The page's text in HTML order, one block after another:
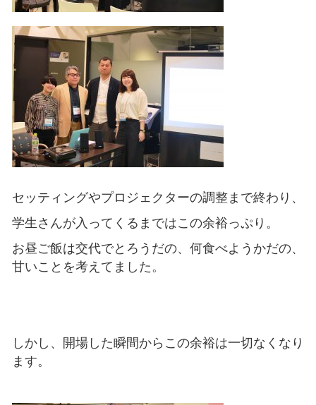
セッティングやプロジェクターの調整まで終わり、
学生さんが入ってくるまではこの余裕っぷり。
お昼ご飯は交代でとろうだの、何食べようかだの、
甘いことを考えてました。
しかし、開場した瞬間からこの余裕は一切なくなり
ます。